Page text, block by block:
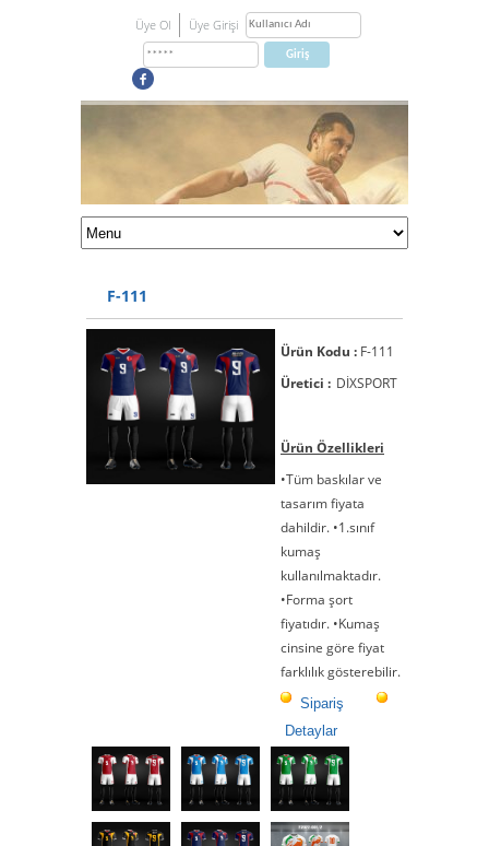
Üye Ol Üye Girişi
F-111
Ürün Kodu : F-111
Üretici : DİXSPORT
Ürün Özellikleri
•Tüm baskılar ve
tasarım fiyata
dahildir. •1.sınıf
kumaş
kullanılmaktadır.
•Forma şort
fiyatıdır. •Kumaş
cinsine göre fiyat
farklılık gösterebilir.
Sipariş
Detaylar